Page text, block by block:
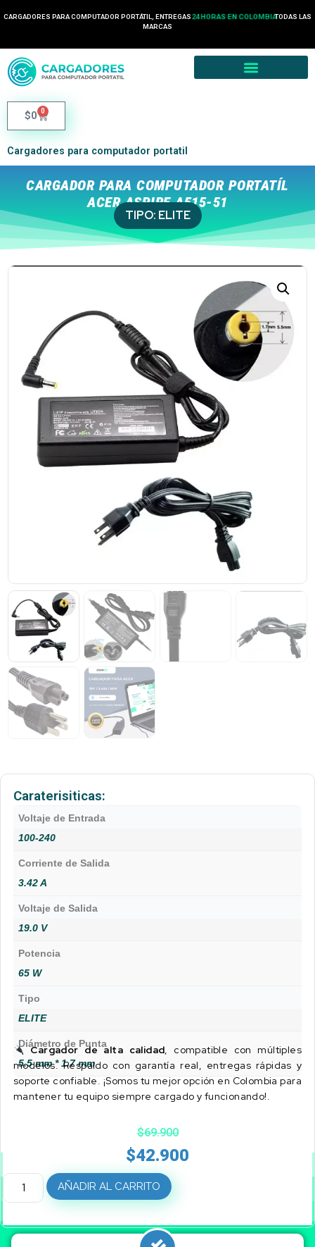
CARGADORES PARA COMPUTADOR PORTÁTIL, ENTREGAS 24 HORAS EN COLOMBIATODAS LAS
MARCAS
$0 0
Cargadores para computador portatil
CARGADOR PARA COMPUTADOR PORTATÍL
ACER ASPIRE A515-51
TIPO: ELITE
Caraterisiticas:
Voltaje de Entrada
100-240
Corriente de Salida
3.42 A
Voltaje de Salida
19.0 V
Potencia
65 W
Tipo
ELITE
Diámetro de Punta
5.5 mm * 1.7 mm
Cargador de alta calidad, compatible con múltiples
modelos. Respaldo con garantía real, entregas rápidas y
soporte confiable. ¡Somos tu mejor opción en Colombia para
mantener tu equipo siempre cargado y funcionando!.
$69.900
$42.900
AÑADIR AL CARRITO